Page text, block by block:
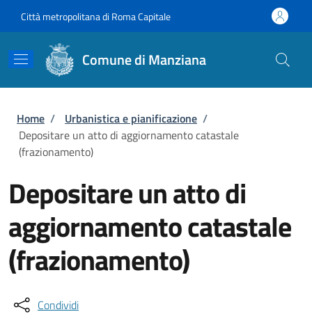
Città metropolitana di Roma Capitale
Comune di Manziana
Briciole di pane
Home / Urbanistica e pianificazione /
Depositare un atto di aggiornamento catastale
(frazionamento)
Depositare un atto di
aggiornamento catastale
(frazionamento)
Condividi